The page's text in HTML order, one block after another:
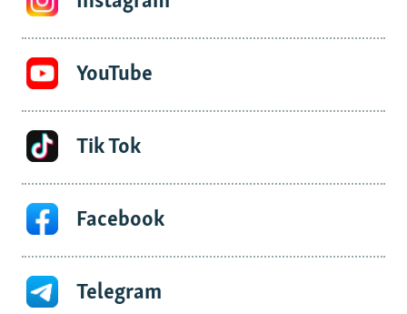
YouTube
Tik Tok
Facebook
Telegram